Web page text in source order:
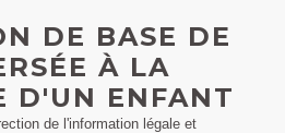
DE BASE DE
À LA
D'UN ENFANT
de l'information légale et